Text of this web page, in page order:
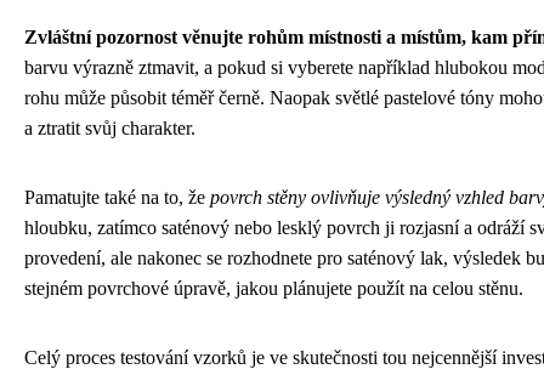
Zvláštní pozornost věnujte rohům místnosti a místům, kam
barvu výrazně ztmavit, a pokud si vyberete například hlubokou
rohu může působit téměř černě. Naopak světlé pastelové tóny
a ztratit svůj charakter.
Pamatujte také na to, že povrch stěny ovlivňuje výsledný vzhled
hloubku, zatímco saténový nebo lesklý povrch ji rozjasní a odráží
provedení, ale nakonec se rozhodnete pro saténový lak, výsledek
stejném povrchové úpravě, jakou plánujete použít na celou stěnu.
Celý proces testování vzorků je ve skutečnosti tou nejcennější